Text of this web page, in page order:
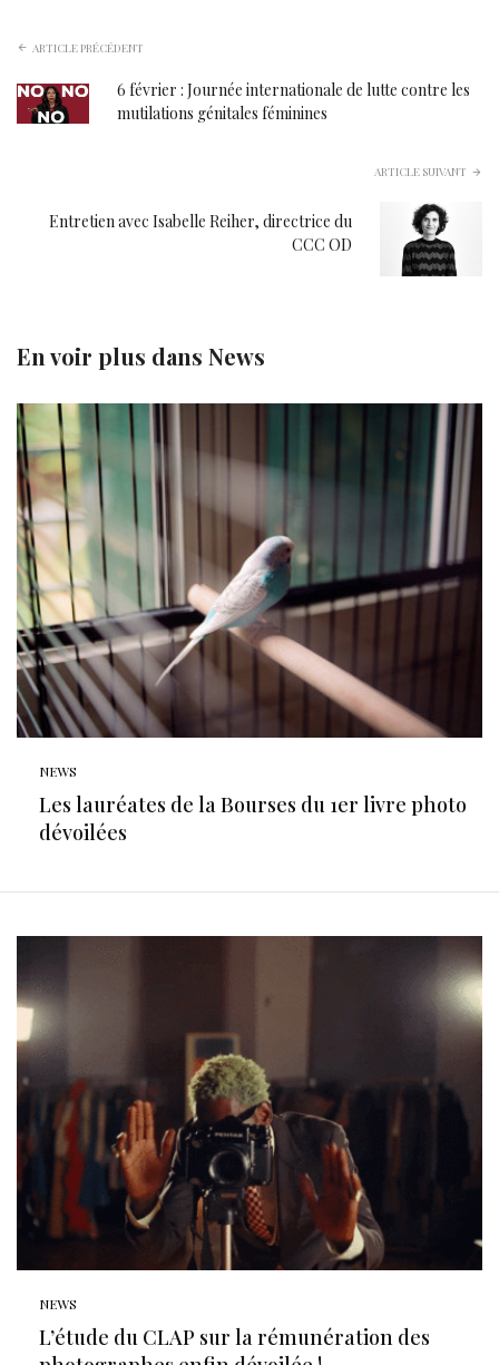
ARTICLE PRÉCÉDENT
6 février : Journée internationale de lutte contre les
mutilations génitales féminines
ARTICLE SUIVANT
Entretien avec Isabelle Reiher, directrice du
CCC OD
En voir plus dans News
NEWS
Les lauréates de la Bourses du 1er livre photo
dévoilées
NEWS
L’étude du CLAP sur la rémunération des